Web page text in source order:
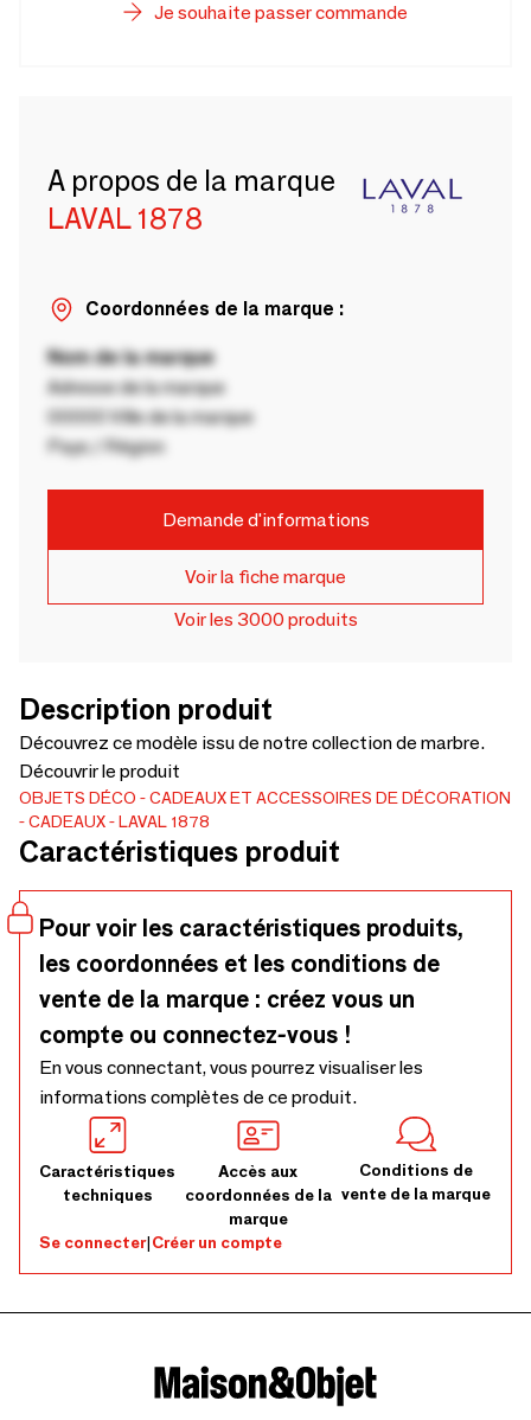
Je souhaite passer commande
A propos de la marque
LAVAL 1878
Coordonnées de la marque :
Nom de la marque
Adresse de la marque
00000 Ville de la marque
Pays / Région
Demande d'informations
Voir la fiche marque
Voir les 3000 produits
Description produit
Découvrez ce modèle issu de notre collection de marbre.
Découvrir le produit
OBJETS DÉCO
CADEAUX ET ACCESSOIRES DE DÉCORATION
CADEAUX
LAVAL 1878
Caractéristiques produit
Pour voir les caractéristiques produits,
les coordonnées et les conditions de
vente de la marque : créez vous un
compte ou connectez-vous !
En vous connectant, vous pourrez visualiser les
informations complètes de ce produit.
Caractéristiques
techniques
Accès aux
coordonnées de la
marque
Conditions de
vente de la marque
Se connecter|Créer un compte